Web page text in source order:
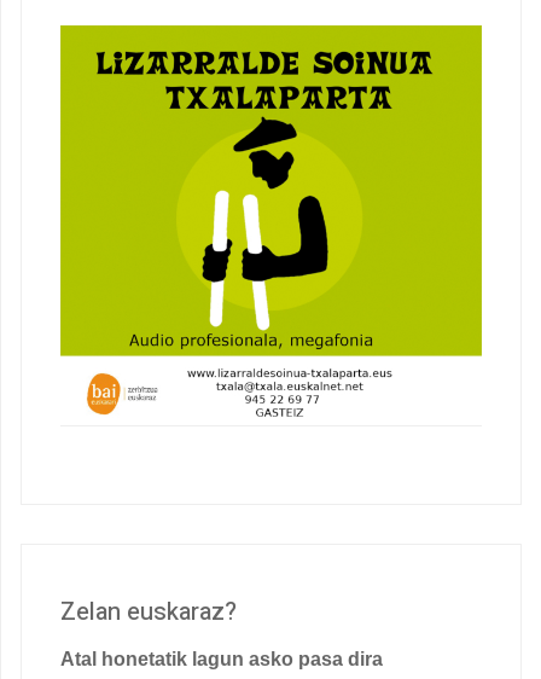
Zelan euskaraz?
Atal honetatik lagun asko pasa dira